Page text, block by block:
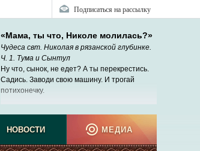
Подписаться на рассылку
«Мама, ты что, Николе молилась?»
Чудеса свт. Николая в рязанской глубинке.
Ч. 1. Тума и Сынтул
Ну что, сынок, не едет? А ты перекрестись.
Садись. Заводи свою машину. И трогай
потихонечку.
НОВОСТИ МЕДИА